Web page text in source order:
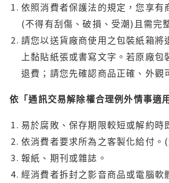
依照消費者保護法的規定，您享
(不得有刮傷、破損、受潮)且需完
請您以送貨廠商使用之包裝紙箱
上黏貼紙張或書寫文字。若原廠
退費；請您先確認商品正確、外觀
依「通訊交易解除權合理例外情事適
易於腐敗、保存期限較短或解約
依消費者要求所為之客製化給付。
報紙、期刊或雜誌。
經消費者拆封之影音商品或電腦軟